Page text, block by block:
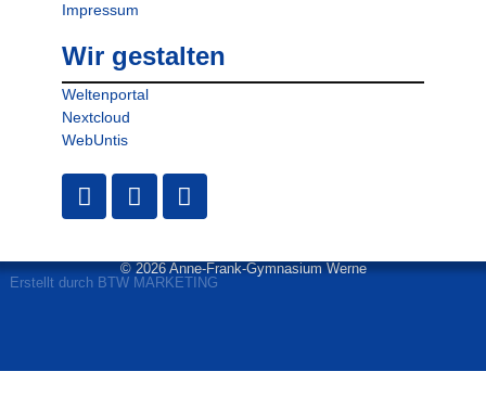
Impressum
Wir gestalten
Weltenportal
Nextcloud
WebUntis
© 2026 Anne-Frank-Gymnasium Werne
Erstellt durch BTW MARKETING